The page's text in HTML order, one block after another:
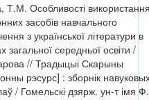
Т.М. Особливості
засобів навчального
з української літератури в
загальної середньої освіти /
// Традыцыі Скарыны
рэсурс] : зборнік
/ Гомельскі дзярж. ун-т імя Ф.